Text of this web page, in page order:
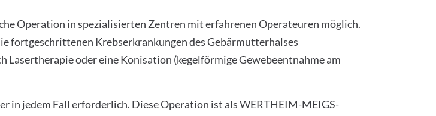
Operation in spezialisierten Zentren mit erfahrenen Operateuren möglich.
fortgeschrittenen Krebserkrankungen des Gebärmutterhalses
Lasertherapie oder eine Konisation (kegelförmige Gewebeentnahme am
in jedem Fall erforderlich. Diese Operation ist als WERTHEIM-MEIGS-